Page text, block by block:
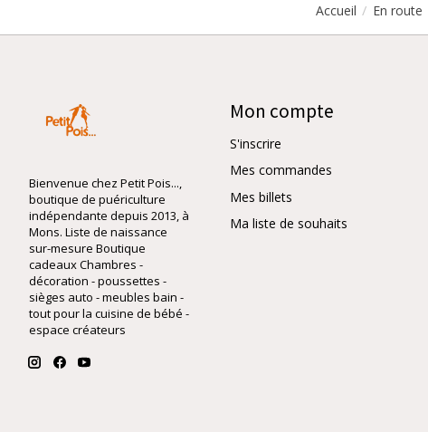
Accueil / En route
Bienvenue chez Petit Pois...,
boutique de puériculture
indépendante depuis 2013, à
Mons. Liste de naissance
sur-mesure Boutique
cadeaux Chambres -
décoration - poussettes -
sièges auto - meubles bain -
tout pour la cuisine de bébé -
espace créateurs
Mon compte
S'inscrire
Mes commandes
Mes billets
Ma liste de souhaits